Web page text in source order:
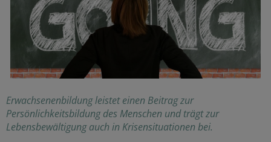
Erwachsenenbildung leistet einen Beitrag zur
Persönlichkeitsbildung des Menschen und trägt zur
Lebensbewältigung auch in Krisensituationen bei.